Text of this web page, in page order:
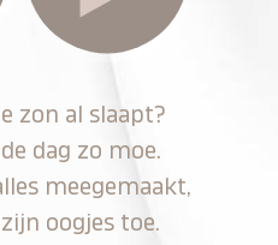
zon al slaapt?
dag zo moe.
meegemaakt,
oogjes toe.